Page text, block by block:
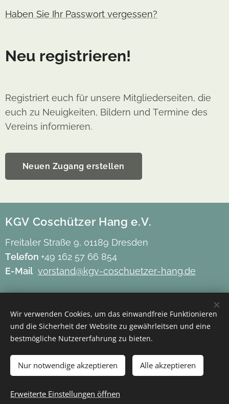
Haben Sie Ihr Passwort vergessen?
Neu registrieren!
Registriert euch für unsere Mitgliederseiten, die
euch zu Neuigkeiten, Bildern und Termine des
Vereins informieren.
Neuen Zugang erstellen
KGV Coschützer Hang e.V.
Freitaler Straße 9, 01189 Dresden
Telefon +49 162 57 66 854
E-Mail vorstand@kgv-coschuetzer-hang.de
Impressum
Datenschutz
Barrierefreiheit
Mitgliederbereich
Cookies
Wir verwenden Cookies, um das einwandfreie Funktionieren
und die Sicherheit der Website zu gewährleitsen und eine
bestmögliche Nutzererfahrung zu bieten.
Nur notwendige akzeptieren Alle akzeptieren
Erweiterte Einstellungen öffnen